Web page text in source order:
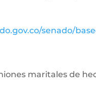
senado/
maritales de